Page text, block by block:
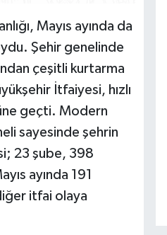
Mayıs ayında da
Şehir genelinde
çeşitli kurtarma
İtfaiyesi, hızlı
geçti. Modern
sayesinde şehrin
23 şube, 398
ayında 191
itfai olaya